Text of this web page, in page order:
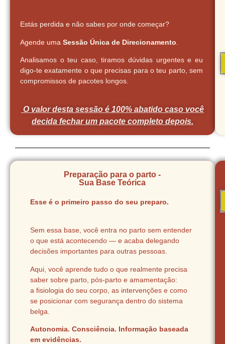
Estás perdida e não sabes por onde começar?
Agende uma Sessão Única de Direcionamento
Analisamos o teu caso, tiramos dúvidas urgentes e eu
digo-te exatamente o que precisas para o teu parto, sem
compromissos de pacotes longos.
O valor desta sessão é 100% abatido caso você
decida fechar um pacote completo depois.
Preparação para o parto -
Sua Base Teórica
Esse é o primeiro passo do seu preparo.
Sem essa base, você entra no parto sem entender
o que está acontecendo — e acaba delegando
decisões importantes para outras pessoas.
Aqui, você aprende tudo o que realmente precisa
saber sobre parto, pós-parto e amamentação:
a fisiologia do seu corpo, as intervenções e como
se posicionar com segurança dentro do sistema
belga.
Autonomia. Consciência. Informação baseada
em evidências.